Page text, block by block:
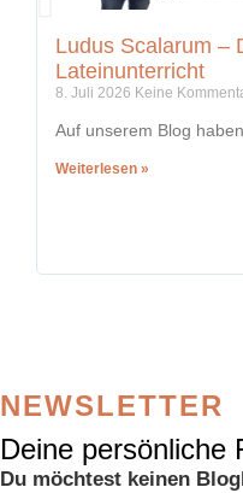
Ludus Scalarum –
Lateinunterricht
8. Juli 2026 Keine
Auf unserem Blog
Weiterlesen »
NEWSLETTER
Deine persönliche
Du möchtest keinen